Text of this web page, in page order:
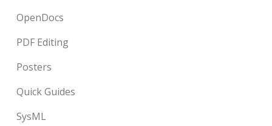
OpenDocs
PDF Editing
Posters
Quick Guides
SysML